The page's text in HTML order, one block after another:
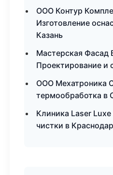
ООО Контур
Изготовление
Казань
Мастерская Фасад
Проектирование и
ООО Мехатроника
термообработка в
Клиника Laser
чистки в Краснодар